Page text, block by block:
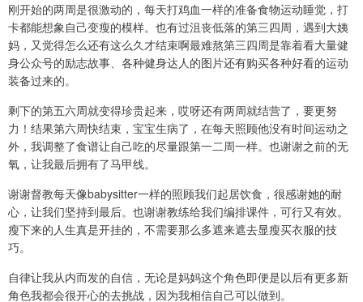
刚开始的两周是很激动的，每天打鸡血一样的准备食物运动睡觉，打
卡都能想象自己变瘦的模样。也有过沮丧低落的第三四周，遇到大姨
妈，又觉得怎么还有这么久才结束啊最难熬第三四周是靠着看大量健
身公众号的励志故事、各种健身达人的图片还有购买各种好看的运动
装备过来的。
剩下的第五六周就变得珍贵起来，哎呀还有两周就结营了，要更努
力！结果第六周快结束，宝宝生病了，在每天照顾他没有时间运动之
外，我调整了食谱让自己吃的尽量跟第一二周一样。也谢谢之前的无
氧，让我最后拥有了马甲线。
谢谢督教每天像babysitter一样的照顾我们起居饮食，很感谢她的耐
心，让我们坚持到最后。也谢谢教练给我们编排课件，可行又有效。
瘦下来的人生真是开挂的，不需要那么多遮来遮去显瘦买衣服的技
巧。
自律让我从内而发的自信，无论是妈妈这个角色即便是以后有更多新
角色我都会很开心的去挑战，因为我相信自己可以做到。